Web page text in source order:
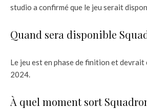
studio a confirmé que le jeu serait
Quand sera disponible
Le jeu est en phase de finition et
2024.
À quel moment sort